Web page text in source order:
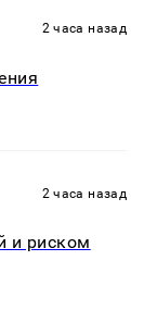
2 часа назад
2 часа назад
и риском